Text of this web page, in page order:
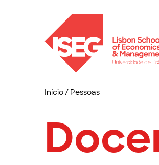
Início/ Pessoas